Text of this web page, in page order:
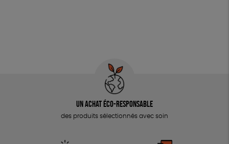
Un achat éco-responsable
des produits sélectionnés avec soin